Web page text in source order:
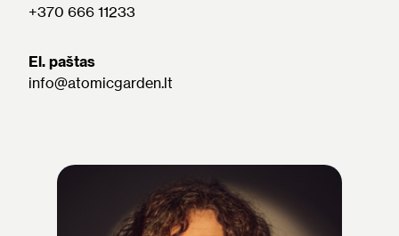
+370 666 11233
El. paštas
info@atomicgarden.lt